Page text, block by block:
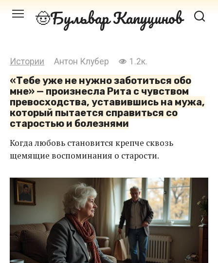
Перейти Бульвар Капуцинов
Истории Антон Клубер 1.2к.
«Тебе уже не нужно заботиться обо
мне» — произнесла Рита с чувством
превосходства, уставившись на мужа,
который пытается справиться со
старостью и болезнями
Когда любовь становится крепче сквозь
щемящие воспоминания о старости.